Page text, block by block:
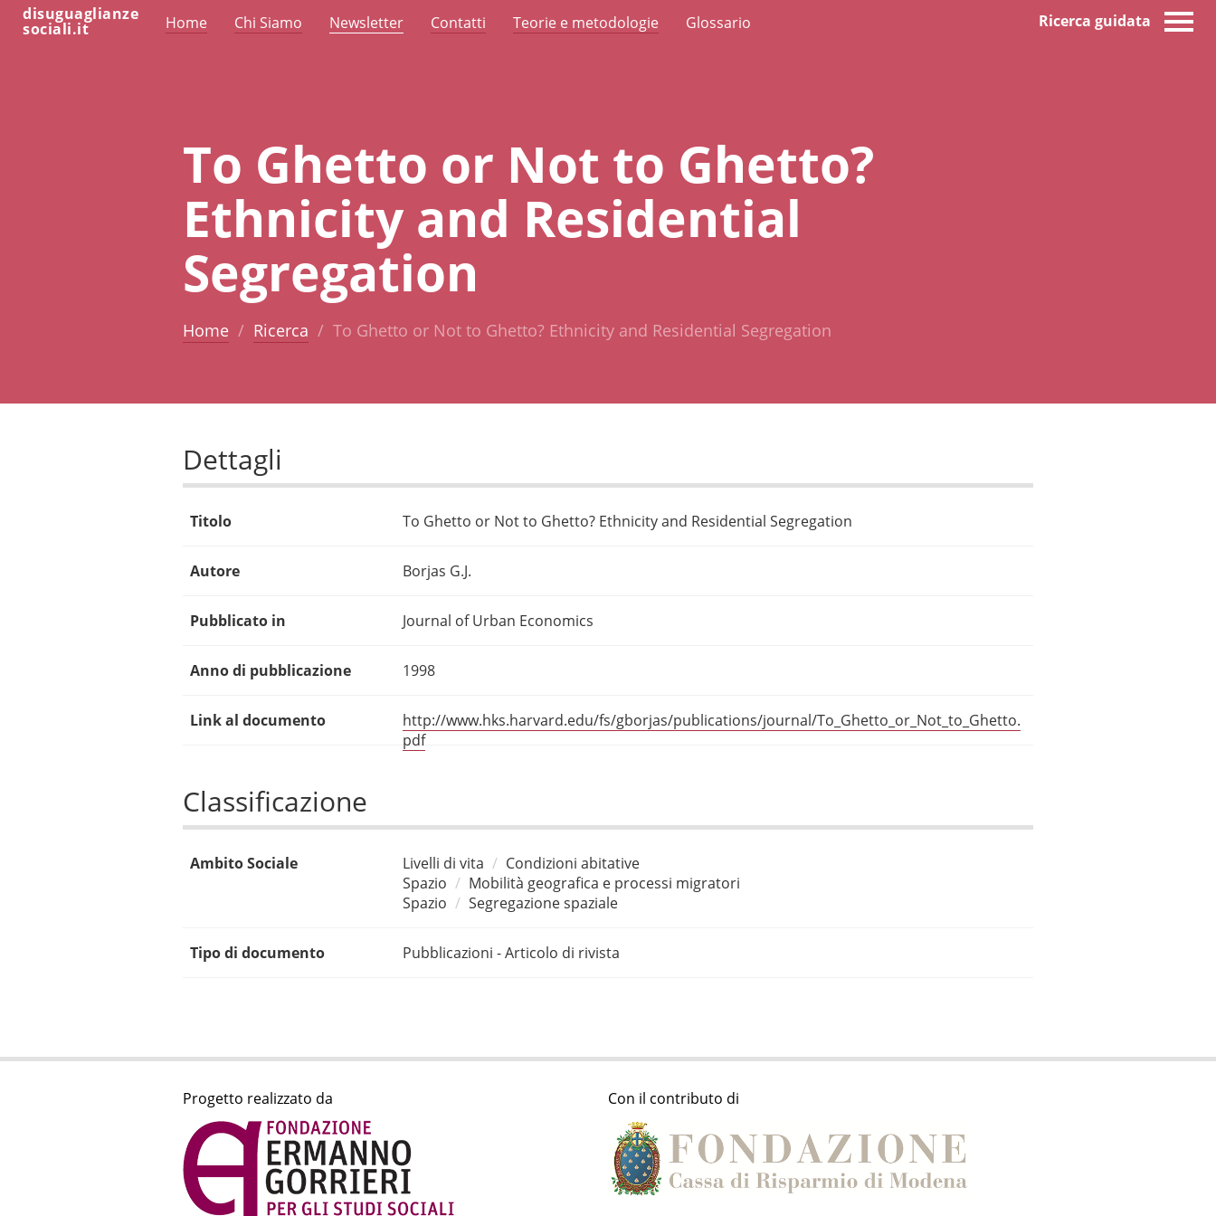
disuguaglianze
sociali.it Home Chi Siamo Newsletter Contatti Teorie e metodologie Glossario Ricerca guidata
To Ghetto or Not to Ghetto?
Ethnicity and Residential
Segregation
Home Ricerca To Ghetto or Not to Ghetto? Ethnicity and Residential Segregation
Dettagli
Titolo To Ghetto or Not to Ghetto? Ethnicity and Residential Segregation
Autore Borjas G.J.
Pubblicato in Journal of Urban Economics
Anno di pubblicazione 1998
Link al documento
http://www.hks.harvard.edu/fs/gborjas/publications/journal/To_Ghetto_or_Not_to_Ghetto.
pdf
Classificazione
Ambito Sociale Livelli di vita
Condizioni abitative
Spazio
Mobilità geografica e processi migratori
Spazio
Segregazione spaziale
Tipo di documento Pubblicazioni - Articolo di rivista
Progetto realizzato da Con il contributo di